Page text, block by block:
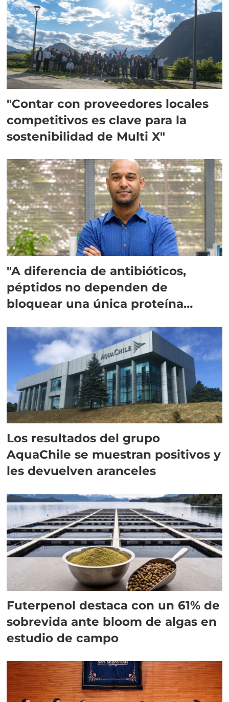
"Contar con proveedores locales
competitivos es clave para la
sostenibilidad de Multi X"
"A diferencia de antibióticos,
péptidos no dependen de
bloquear una única proteína
Los resultados del grupo
AquaChile se muestran positivos y
les devuelven aranceles
Futerpenol destaca con un 61% de
sobrevida ante bloom de algas en
estudio de campo